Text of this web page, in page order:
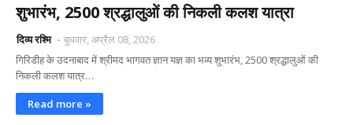
शुभारंभ, 2500 श्रद्धालुओं की निकली कलश यात्रा
दिव्य रश्मि
बुधवार, अप्रैल 08, 2026
गिरिडीह के उदनाबाद में श्रीमद भागवत ज्ञान यज्ञ का भव्य शुभारंभ, 2500 श्रद्धालुओं की
निकली कलश यात्र…
Read more »